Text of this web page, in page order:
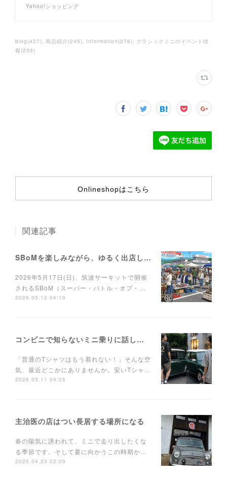
Yahoo!ショッピング
blog (427) 商品紹介 (245) Information (276)
クラシックミニのイベント情
報 (259)
Onlineshopはこちら
関連記事
SBoMを楽しみながら、ゆるく出店しませんか？
2026年5月17日(日)、筑波サーキットで開催
されるSBoM（スーパー・バトル・オブ・…
2026.05.12 04:19
コンビニで知らないミニ乗りに話しかけられるTシャツ
「普通のTシャツはもう着れない！」そんな空
気、最近どこかにありませんか。安いTシャ…
2026.05.11 04:05
主治医の店はつい長居する場所になる
春の陽気に誘われて、ミニで走り出したくな
る季節です。そして夏に向かうこの時期か…
2026.04.23 02:09